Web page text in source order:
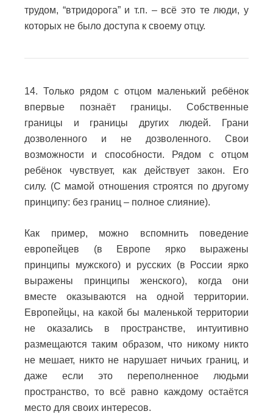
трудом, “втридорога” и т.п. – всё это те люди, у
которых не было доступа к своему отцу.
14. Только рядом с отцом маленький ребёнок
впервые познаёт границы. Собственные
границы и границы других людей.
Грани
дозволенного и не дозволенного. Свои
возможности и способности. Рядом с отцом
ребёнок чувствует, как действует закон.
Его
силу. (С мамой отношения строятся по другому
принципу: без границ – полное слияние).
Как пример, можно вспомнить поведение
европейцев (в Европе ярко выражены
принципы мужского) и русских (в России ярко
выражены принципы женского), когда они
вместе оказываются на одной территории.
Европейцы, на какой бы маленькой территории
не оказались в пространстве, интуитивно
размещаются таким образом, что никому никто
не мешает, никто не нарушает ничьих границ, и
даже если это переполненное людьми
пространство, то всё равно каждому остаётся
место для своих интересов.